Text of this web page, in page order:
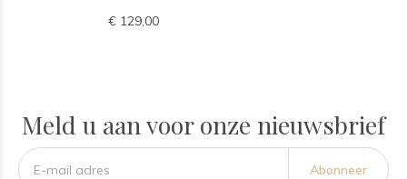
€ 129,00
Meld u aan voor onze nieuwsbrief
Abonneer